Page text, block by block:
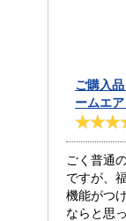
ご購入
ームエ
ごく普通
ですが、
機能がつ
ならと思